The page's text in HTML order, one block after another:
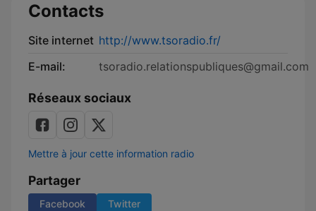
Contacts
Site internet http://www.tsoradio.fr/
E-mail:
tsoradio.relationspubliques@gmail.com
Réseaux sociaux
Mettre à jour cette information radio
Partager
Facebook Twitter